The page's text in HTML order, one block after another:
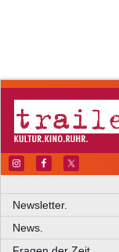
Newsletter.
News.